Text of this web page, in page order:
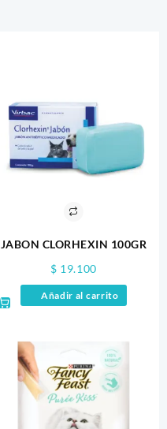
JABON CLORHEXIN 100GR
$ 19.100
Añadir al carrito